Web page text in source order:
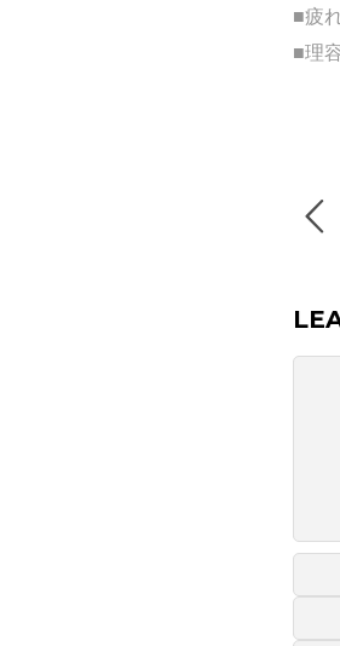
■疲
■理